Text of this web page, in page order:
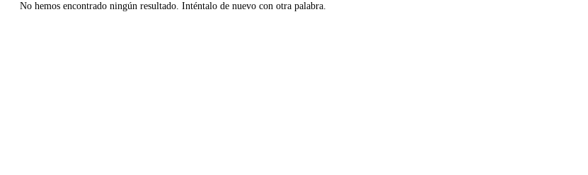
No hemos encontrado ningún resultado. Inténtalo de nuevo con otra palabra.